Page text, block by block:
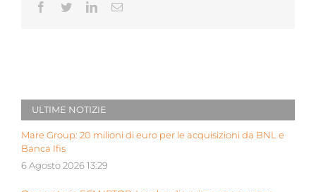
Facebook
TwitterLinkedInEmail
ULTIME NOTIZIE
Mare Group: 20 milioni di euro per le acquisizioni da BNL e
Banca Ifis
6 Agosto 2026 13:29